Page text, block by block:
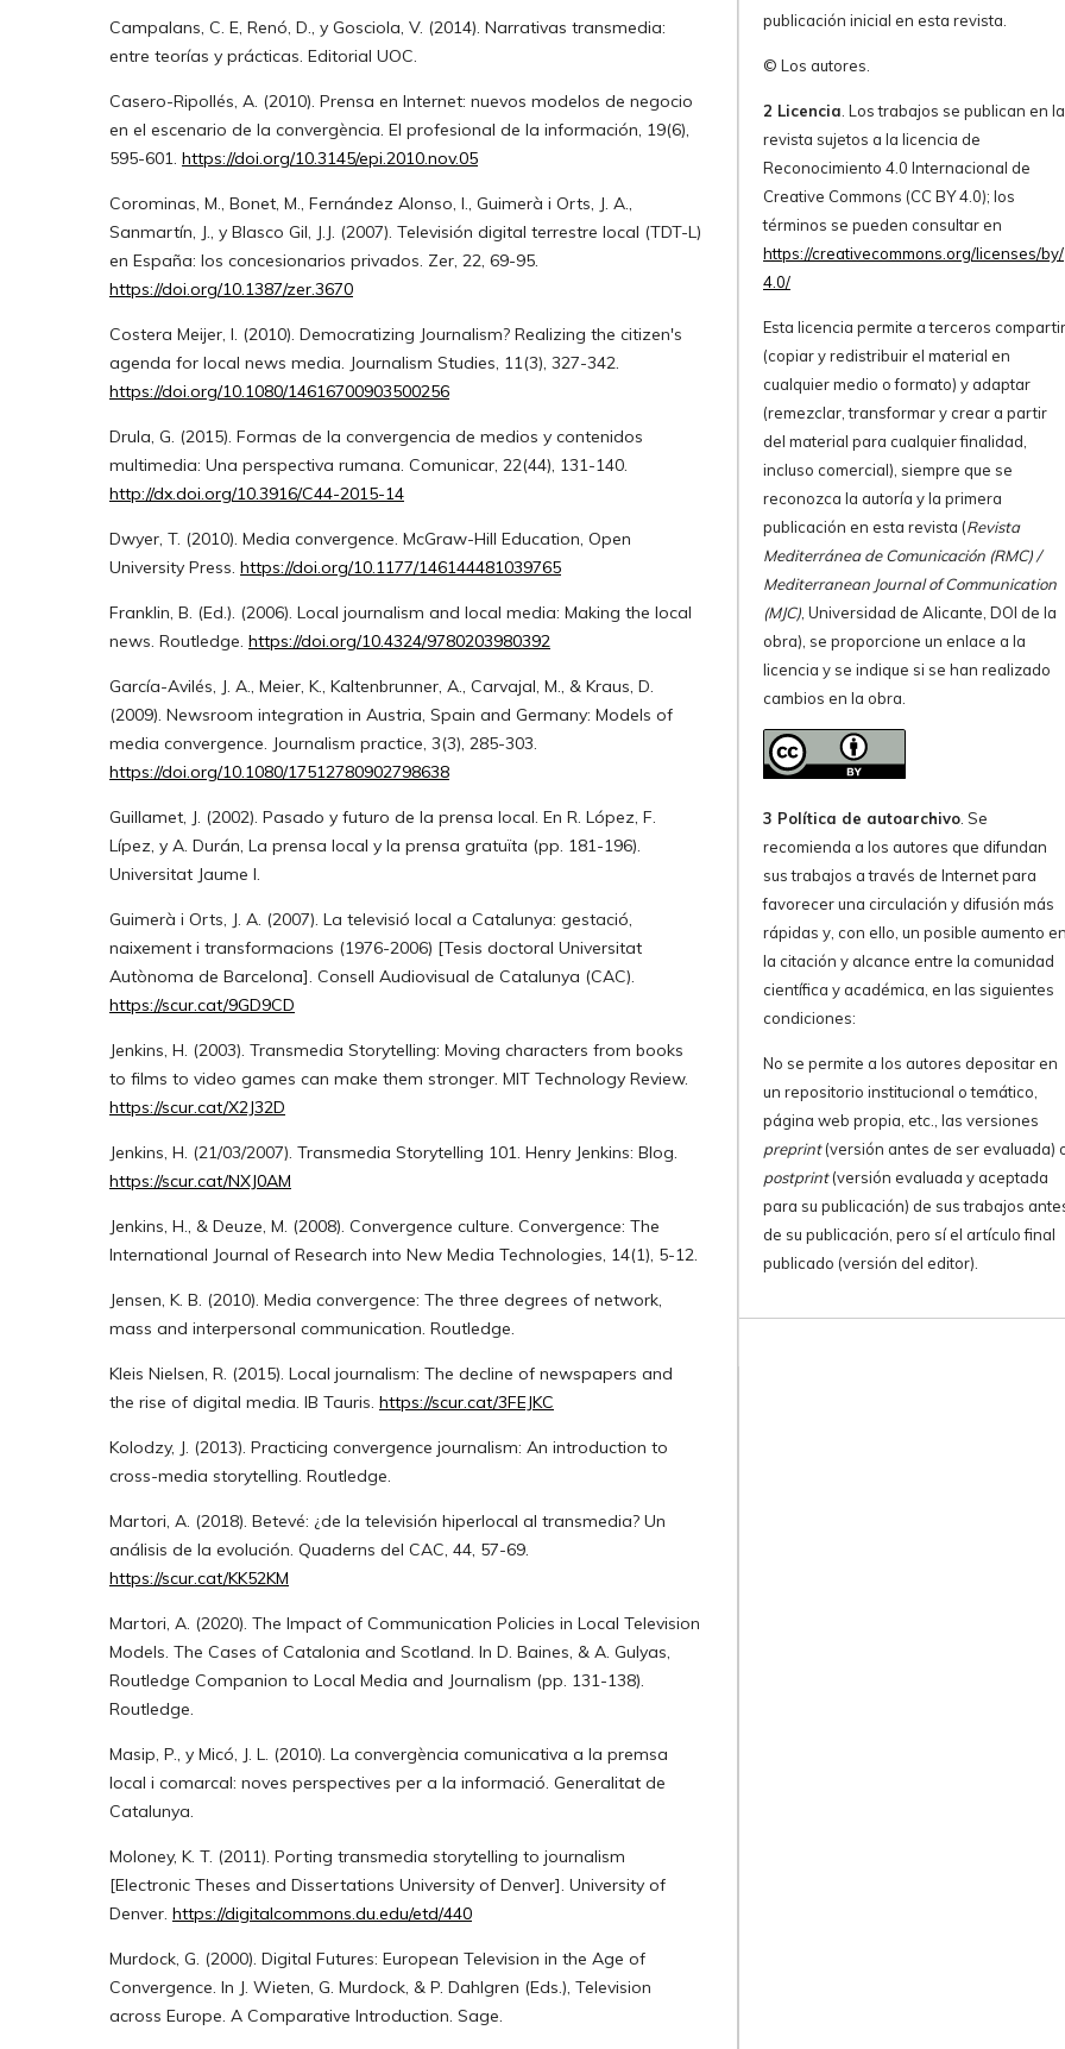
Campalans, C. E, Renó, D., y Gosciola, V. (2014). Narrativas transmedia:
entre teorías y prácticas. Editorial UOC.
Casero-Ripollés, A. (2010). Prensa en Internet: nuevos modelos de negocio
en el escenario de la convergència. El profesional de la información, 19(6),
595-601. https://doi.org/10.3145/epi.2010.nov.05
Corominas, M., Bonet, M., Fernández Alonso, I., Guimerà i Orts, J. A.,
Sanmartín, J., y Blasco Gil, J.J. (2007). Televisión digital terrestre local (TDT-L)
en España: los concesionarios privados. Zer, 22, 69-95.
https://doi.org/10.1387/zer.3670
Costera Meijer, I. (2010). Democratizing Journalism? Realizing the citizen's
agenda for local news media. Journalism Studies, 11(3), 327-342.
https://doi.org/10.1080/14616700903500256
Drula, G. (2015). Formas de la convergencia de medios y contenidos
multimedia: Una perspectiva rumana. Comunicar, 22(44), 131-140.
http://dx.doi.org/10.3916/C44-2015-14
Dwyer, T. (2010). Media convergence. McGraw-Hill Education, Open
University Press. https://doi.org/10.1177/146144481039765
Franklin, B. (Ed.). (2006). Local journalism and local media: Making the local
news. Routledge. https://doi.org/10.4324/9780203980392
García-Avilés, J. A., Meier, K., Kaltenbrunner, A., Carvajal, M., & Kraus, D.
(2009). Newsroom integration in Austria, Spain and Germany: Models of
media convergence. Journalism practice, 3(3), 285-303.
https://doi.org/10.1080/17512780902798638
Guillamet, J. (2002). Pasado y futuro de la prensa local. En R. López, F.
Lípez, y A. Durán, La prensa local y la prensa gratuïta (pp. 181-196).
Universitat Jaume I.
Guimerà i Orts, J. A. (2007). La televisió local a Catalunya: gestació,
naixement i transformacions (1976-2006) [Tesis doctoral Universitat
Autònoma de Barcelona]. Consell Audiovisual de Catalunya (CAC).
https://scur.cat/9GD9CD
Jenkins, H. (2003). Transmedia Storytelling: Moving characters from books
to films to video games can make them stronger. MIT Technology Review.
https://scur.cat/X2J32D
Jenkins, H. (21/03/2007). Transmedia Storytelling 101. Henry Jenkins: Blog.
https://scur.cat/NXJ0AM
Jenkins, H., & Deuze, M. (2008). Convergence culture. Convergence: The
International Journal of Research into New Media Technologies, 14(1), 5-12.
Jensen, K. B. (2010). Media convergence: The three degrees of network,
mass and interpersonal communication. Routledge.
Kleis Nielsen, R. (2015). Local journalism: The decline of newspapers and
the rise of digital media. IB Tauris. https://scur.cat/3FEJKC
Kolodzy, J. (2013). Practicing convergence journalism: An introduction to
cross-media storytelling. Routledge.
Martori, A. (2018). Betevé: ¿de la televisión hiperlocal al transmedia? Un
análisis de la evolución. Quaderns del CAC, 44, 57-69.
https://scur.cat/KK52KM
Martori, A. (2020). The Impact of Communication Policies in Local Television
Models. The Cases of Catalonia and Scotland. In D. Baines, & A. Gulyas,
Routledge Companion to Local Media and Journalism (pp. 131-138).
Routledge.
Masip, P., y Micó, J. L. (2010). La convergència comunicativa a la premsa
local i comarcal: noves perspectives per a la informació. Generalitat de
Catalunya.
Moloney, K. T. (2011). Porting transmedia storytelling to journalism
[Electronic Theses and Dissertations University of Denver]. University of
Denver. https://digitalcommons.du.edu/etd/440
Murdock, G. (2000). Digital Futures: European Television in the Age of
Convergence. In J. Wieten, G. Murdock, & P. Dahlgren (Eds.), Television
across Europe. A Comparative Introduction. Sage.
publicación inicial en esta revista.
© Los autores.
2 Licencia. Los trabajos se publican en la
revista sujetos a la licencia de
Reconocimiento 4.0 Internacional de
Creative Commons (CC BY 4.0); los
términos se pueden consultar en
https://creativecommons.org/licenses/by/
4.0/
Esta licencia permite a terceros compartir
(copiar y redistribuir el material en
cualquier medio o formato) y adaptar
(remezclar, transformar y crear a partir
del material para cualquier finalidad,
incluso comercial), siempre que se
reconozca la autoría y la primera
publicación en esta revista (Revista
Mediterránea de Comunicación (RMC) /
Mediterranean Journal of Communication
(MJC), Universidad de Alicante, DOI de la
obra), se proporcione un enlace a la
licencia y se indique si se han realizado
cambios en la obra.
3 Política de autoarchivo. Se
recomienda a los autores que difundan
sus trabajos a través de Internet para
favorecer una circulación y difusión más
rápidas y, con ello, un posible aumento en
la citación y alcance entre la comunidad
científica y académica, en las siguientes
condiciones:
No se permite a los autores depositar en
un repositorio institucional o temático,
página web propia, etc., las versiones
preprint(versión antes de ser evaluada)
postprint(versión evaluada y aceptada
para su publicación) de sus trabajos
de su publicación, pero sí el artículo final
publicado (versión del editor).